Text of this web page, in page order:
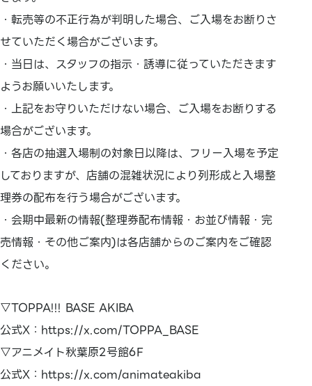
・転売等の不正行為が判明した場合、ご入場をお断りさ
せていただく場合がございます。
・当日は、スタッフの指示・誘導に従っていただきます
ようお願いいたします。
・上記をお守りいただけない場合、ご入場をお断りする
場合がございます。
・各店の抽選入場制の対象日以降は、フリー入場を予定
しておりますが、店舗の混雑状況により列形成と入場整
理券の配布を行う場合がございます。
・会期中最新の情報(整理券配布情報・お並び情報・完
売情報・その他ご案内)は各店舗からのご案内をご確認
ください。
▽TOPPA!!! BASE AKIBA
公式X：https://x.com/TOPPA_BASE
▽アニメイト秋葉原2号館6F
公式X：https://x.com/animateakiba